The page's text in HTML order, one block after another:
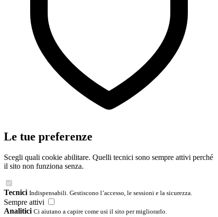
Le tue preferenze
Scegli quali cookie abilitare. Quelli tecnici sono sempre attivi perché
il sito non funziona senza.
Tecnici Indispensabili. Gestiscono l’accesso, le sessioni e la sicurezza.
Sempre attivi
Analitici Ci aiutano a capire come usi il sito per migliorarlo.